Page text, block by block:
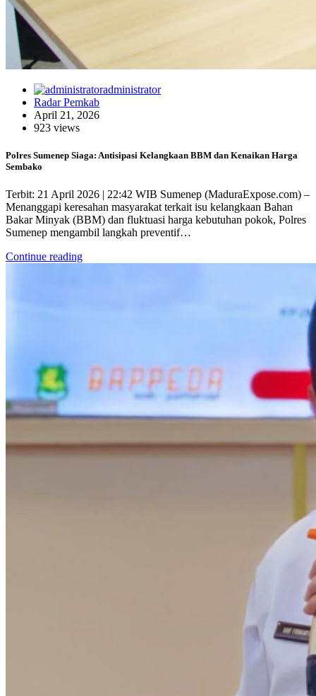
administrator
Radar Pemkab
April 21, 2026
923 views
Polres Sumenep Siaga: Antisipasi Kelangkaan BBM dan Kenaikan Harga
Sembako
Terbit: 21 April 2026 | 22:42 WIB Sumenep (MaduraExpose.com) –
Menanggapi keresahan masyarakat terkait isu kelangkaan Bahan
Bakar Minyak (BBM) dan fluktuasi harga kebutuhan pokok, Polres
Sumenep mengambil langkah preventif…
Continue reading